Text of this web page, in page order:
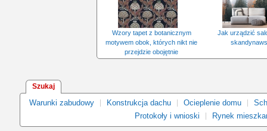
Wzory tapet z botanicznym
motywem obok, których nikt nie
przejdzie obojętnie
Jak urządzić
Szukaj
Warunki zabudowy Konstrukcja dachu Ocieplenie domu
Protokoły i wnioski
Rynek